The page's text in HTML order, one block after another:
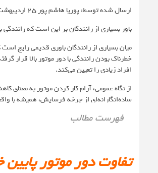
ارسال شده توسط: پوریا هاشم پور25 اردیبهشت 1405 ساعت 10:01
باور بسیاری از رانندگان بر این است که
میان بسیاری از رانندگان باوری قدیمی رایج
خطرناک بودن رانندگی با دور موتور بالا
افراد زیادی را تعیین می‌کند.
از نگاه عمومی، آرام کار کردن موتور به
ساده‌انگارانه‌ای از چرخه فرسایش، همیشه با
فهرست مطالب
تفاوت دور موتور